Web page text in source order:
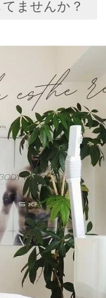
ませんか？